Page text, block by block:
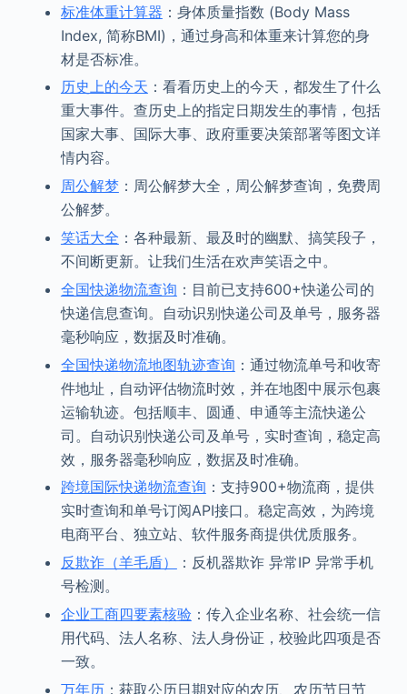
标准体重计算器 ：身体质量指数 (Body Mass
Index, 简称BMI)，通过身高和体重来计算您的身
材是否标准。
历史上的今天 ：看看历史上的今天，都发生了什么
重大事件。查历史上的指定日期发生的事情，包括
国家大事、国际大事、政府重要决策部署等图文详
情内容。
周公解梦：周公解梦大全，周公解梦查询，免费周
公解梦。
笑话大全 ：各种最新、最及时的幽默、搞笑段子，
不间断更新。让我们生活在欢声笑语之中。
全国快递物流查询 ：目前已支持600+快递公司的
快递信息查询。自动识别快递公司及单号，服务器
毫秒响应，数据及时准确。
全国快递物流地图轨迹查询 ：通过物流单号和收寄
件地址，自动评估物流时效，并在地图中展示包裹
运输轨迹。包括顺丰、圆通、申通等主流快递公
司。自动识别快递公司及单号，实时查询，稳定高
效，服务器毫秒响应，数据及时准确。
跨境国际快递物流查询 ：支持900+物流商，提供
实时查询和单号订阅API接口。稳定高效，为跨境
电商平台、独立站、软件服务商提供优质服务。
反欺诈（羊毛盾）
：反机器欺诈 异常IP 异常手机
号检测。
企业工商四要素核验：传入企业名称、社会统一信
用代码、法人名称、法人身份证，校验此四项是否
一致。
万年历：获取公历日期对应的农历、农历节日节